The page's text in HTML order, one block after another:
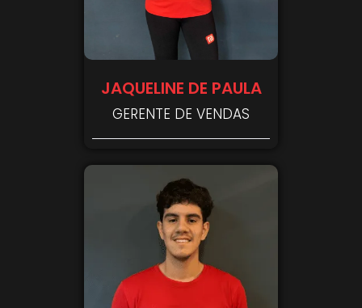
JAQUELINE DE PAULA
GERENTE DE VENDAS